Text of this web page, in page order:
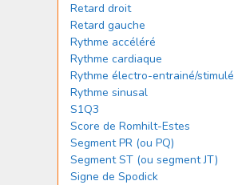
Retard droit
Retard gauche
Rythme accéléré
Rythme cardiaque
Rythme électro-entrainé/stimulé
Rythme sinusal
S1Q3
Score de Romhilt-Estes
Segment PR (ou PQ)
Segment ST (ou segment JT)
Signe de Spodick